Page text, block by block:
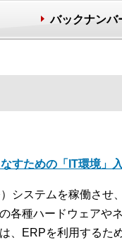
バックナンバ
すための「IT環境」
システムを稼働させ
各種ハードウェアや
、ERPを利用するた